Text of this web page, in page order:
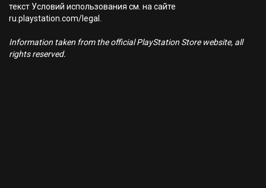
текст Условий использования см. на сайте
ru.playstation.com/legal.
Information taken from the official PlayStation Store website, all
rights reserved.